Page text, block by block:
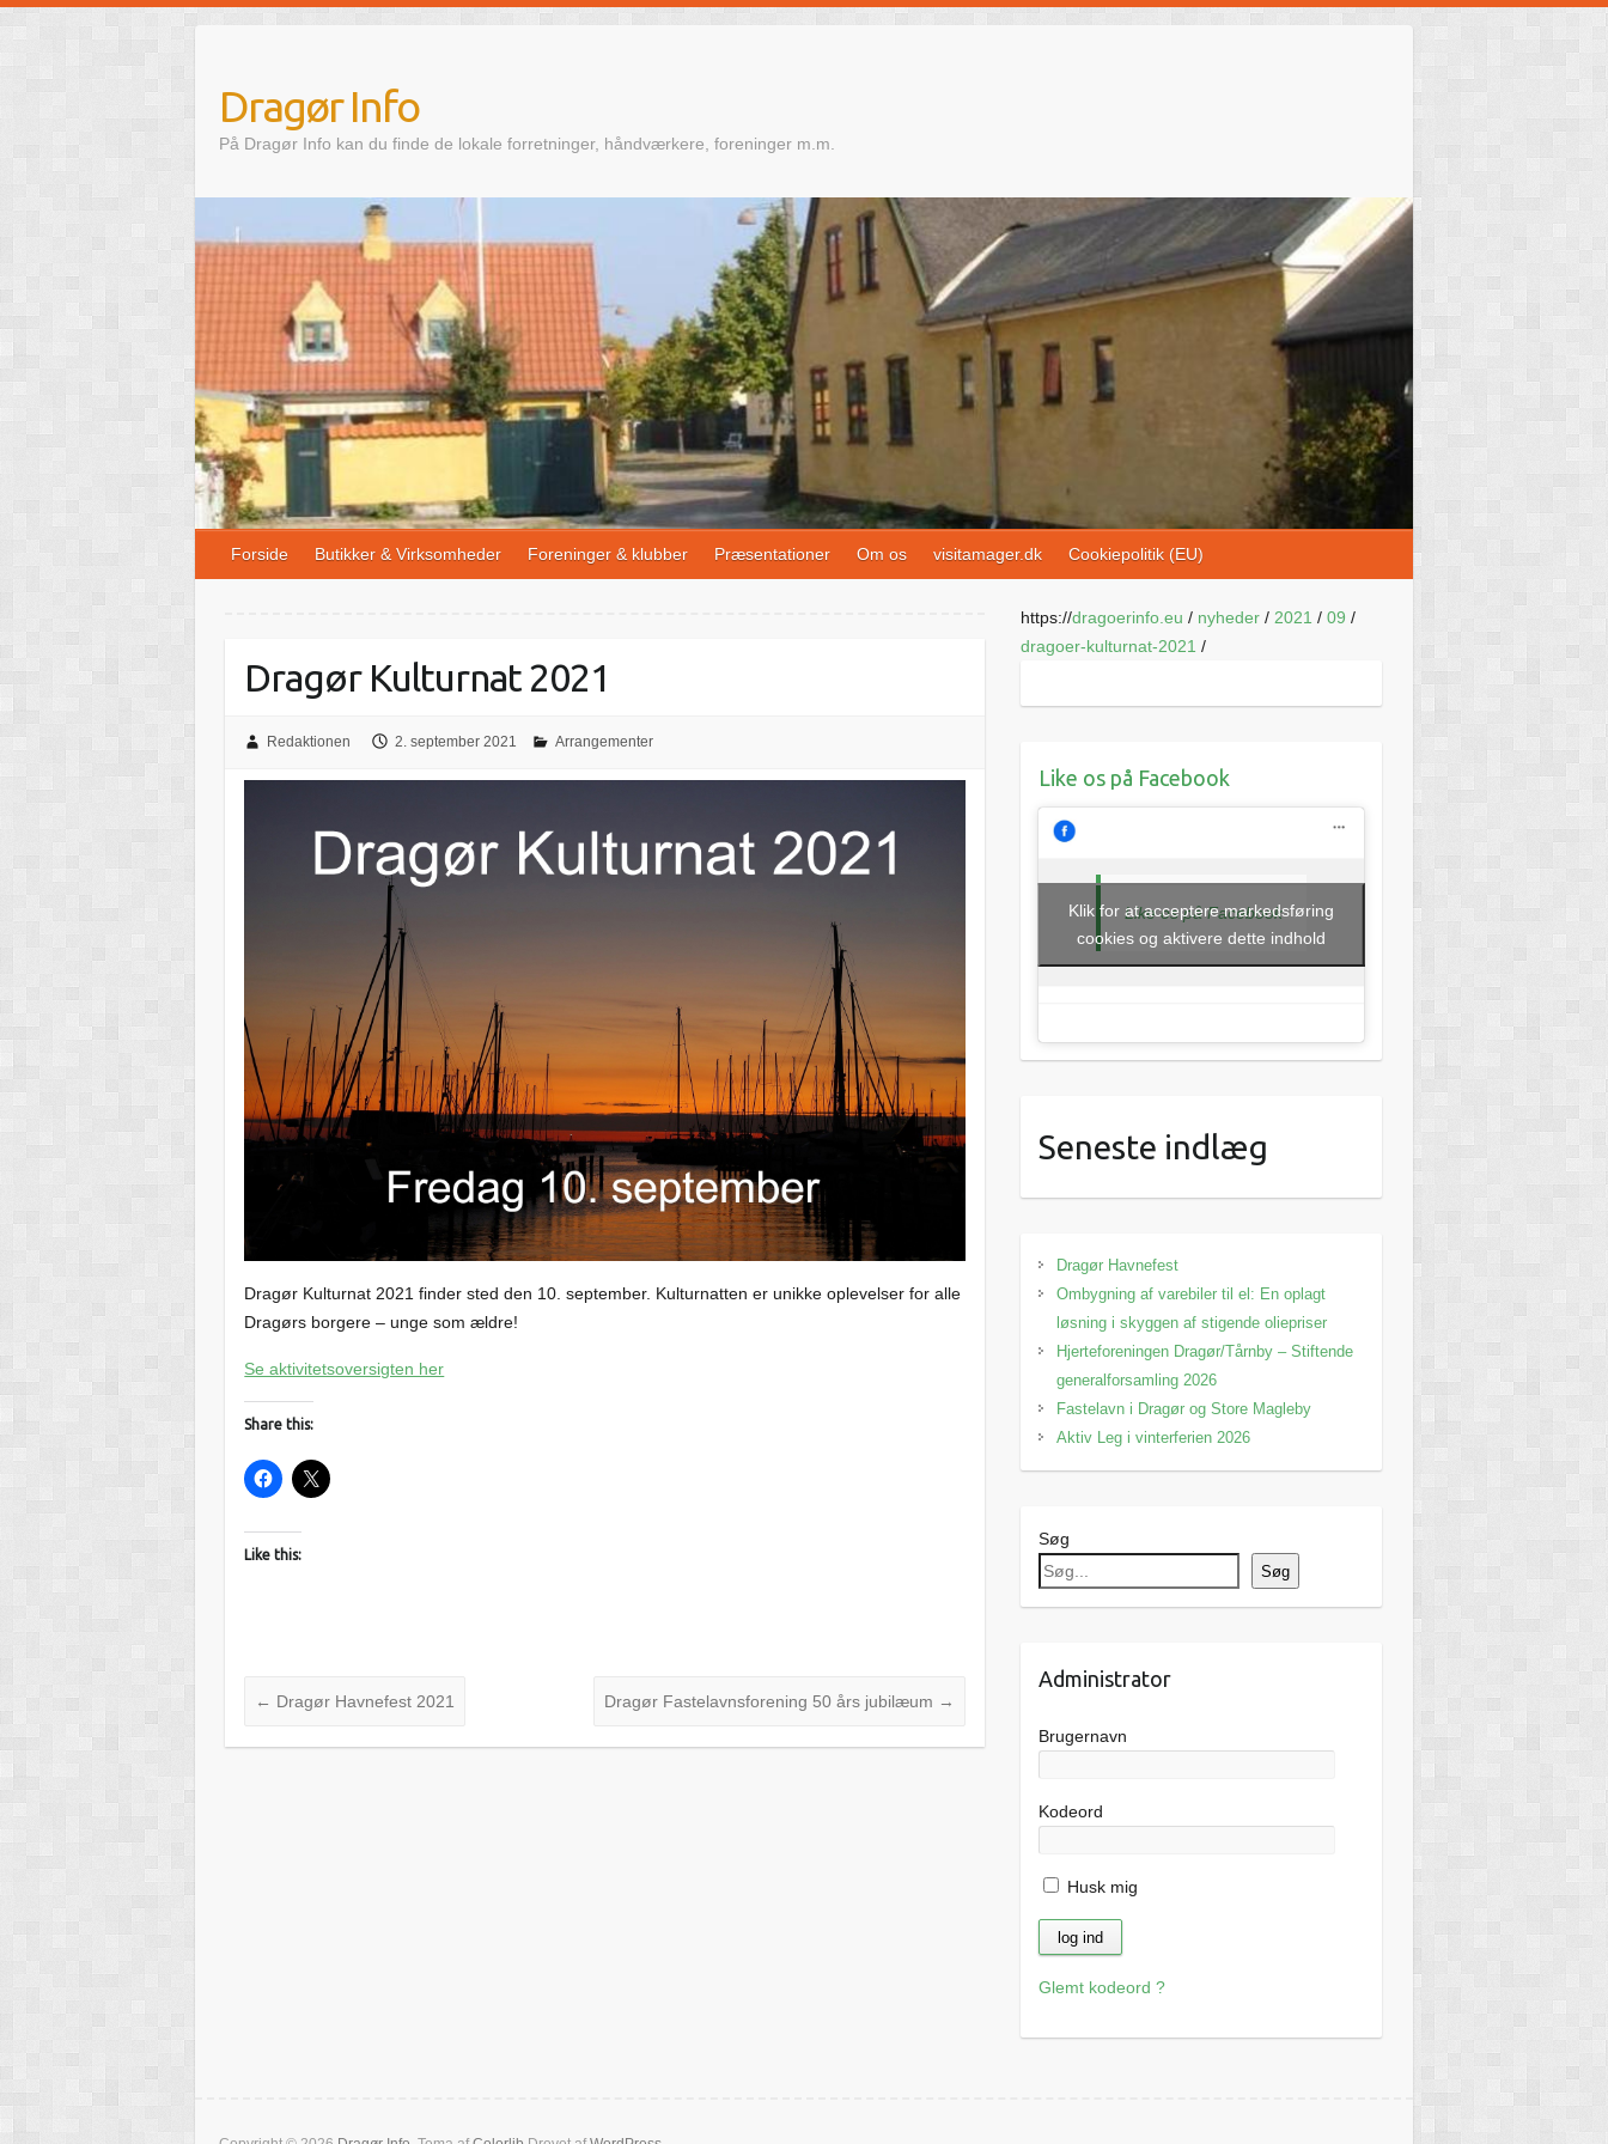
content
Dragør Info
På Dragør Info kan du finde de lokale forretninger, håndværkere, foreninger m.m.
Forside Butikker & Virksomheder Foreninger & klubber Præsentationer Om os visitamager.dk Cookiepolitik (EU)
Dragør Kulturnat 2021
Redaktionen 2. september 2021 Arrangementer
Dragør Kulturnat 2021 finder sted den 10. september. Kulturnatten er unikke oplevelser for alle
Dragørs borgere – unge som ældre!
Se aktivitetsoversigten her
Share this:
Like this:
← Dragør Havnefest 2021 Dragør Fastelavnsforening 50 års jubilæum →
https://dragoerinfo.eu / nyheder/ 2021 / 09 /
dragoer-kulturnat-2021 /
Like os på Facebook
Like os på Facebook
Klik for at acceptere markedsføring
cookies og aktivere dette indhold
Seneste indlæg
Dragør Havnefest
Ombygning af varebiler til el: En oplagt
løsning i skyggen af stigende oliepriser
Hjerteforeningen Dragør/Tårnby – Stiftende
generalforsamling 2026
Fastelavn i Dragør og Store Magleby
Aktiv Leg i vinterferien 2026
Søg
Søg
Administrator
Brugernavn
Kodeord
Husk mig
Glemt kodeord ?